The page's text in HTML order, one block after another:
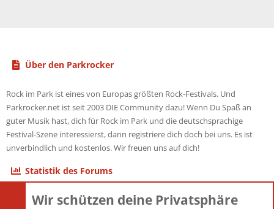
Über den Parkrocker
Rock im Park ist eines von Europas größten Rock-Festivals. Und
Parkrocker.net ist seit 2003 DIE Community dazu! Wenn Du Spaß an
guter Musik hast, dich für Rock im Park und die deutschsprachige
Festival-Szene interessierst, dann registriere dich doch bei uns. Es ist
unverbindlich und kostenlos. Wir freuen uns auf dich!
Statistik des Forums
ThemenWir schützen deine Privatsphäre